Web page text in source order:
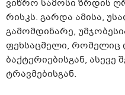
ვიწრო სამოსი ზრდის
რისკს. გარდა ამისა,
გამომდინარე,
ფეხსაცმელი,
ბაქტერიებისგან,
ტრავმებისგან.